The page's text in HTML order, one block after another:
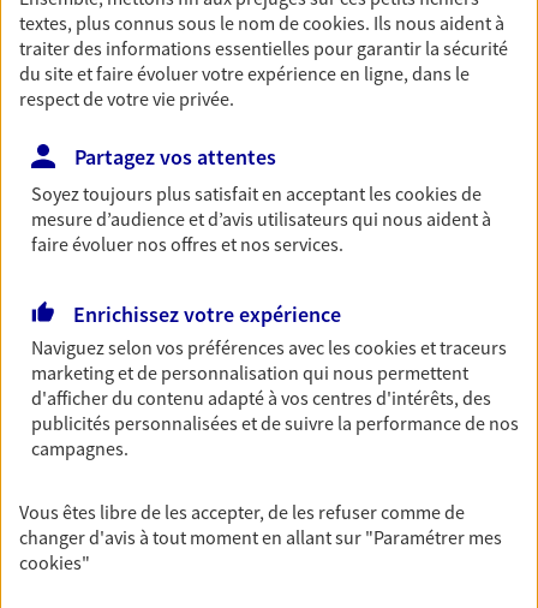
06 20 00 56 53
N° Orias * (orias.fr) : 26003828
Jean Philippe Le Stunff
Agent général d'assurance exclusif AXA
Prévoyance & Patrimoine
1bis Villa Alexandrine, 92100 Boulogne Billancourt
Horaires :
Ouvre demain à 09:00
textes, plus connus sous le nom decookies. Ils nous aident à
traiter des informations essentielles pour garantir la sécurité
du site et faire évoluer votre expérience en ligne, dans le
respect de votre vie privée.
Partagez vos attentes
Soyez toujours plus satisfait en acceptant lescookiesde
mesure d’audience et d’avis utilisateurs qui nous aident à
faire évoluer nos offres et nos services.
Enrichissez votre expérience
Naviguez selon vos préférences avec lescookies et traceurs
marketing et de personnalisation qui nous permettent
d'afficher du contenu adapté à vos centres d'intérêts, des
publicités personnalisées et de suivre la performance de nos
campagnes.
Vous êtes libre de les accepter, de les refuser comme de
changer d'avis à tout moment en allant sur "Paramétrer mes
cookies"